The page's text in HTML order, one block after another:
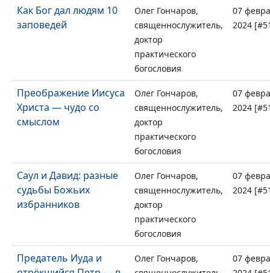
Как Бог дал людям 10
заповедей
Олег Гончаров,
священнослужитель,
доктор
практического
богословия
07
2024
Преображение Иисуса
Христа — чудо со
смыслом
Олег Гончаров,
священнослужитель,
доктор
практического
богословия
07
2024
Саул и Давид: разные
судьбы Божьих
избранников
Олег Гончаров,
священнослужитель,
доктор
практического
богословия
07
2024
Предатель Иуда и
Олег Гончаров,
07